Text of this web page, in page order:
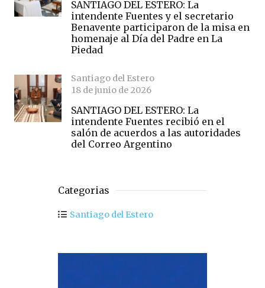
SANTIAGO DEL ESTERO: La
intendente Fuentes y el secretario
Benavente participaron de la misa en
homenaje al Día del Padre en La
Piedad
Santiago del Estero
18 de junio de 2026
SANTIAGO DEL ESTERO: La
intendente Fuentes recibió en el
salón de acuerdos a las autoridades
del Correo Argentino
Categorias
Santiago del Estero